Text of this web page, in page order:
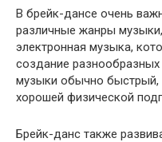
В брейк-дансе очень
различные жанры
электронная музыка,
создание
музыки обычно быстрый,
хорошей физической
Брейк-данс также